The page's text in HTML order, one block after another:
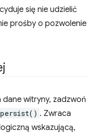
się nie udzielić
prośby o pozwolenie
witryny, zadzwoń
. Zwraca
wskazującą,